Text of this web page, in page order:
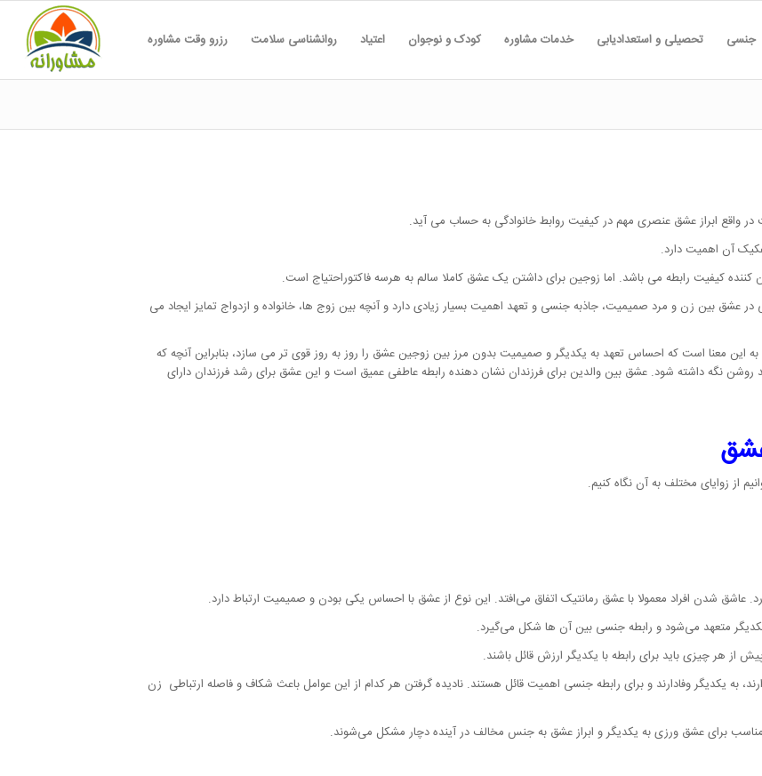
جنسی تحصیلی و استعدادیابی خدمات مشاوره کودک و نوجوان اعتیاد روانشناسی سلامت رزرو وقت مشاوره
در واقع ابراز عشق عنصری مهم در کیفیت روابط خانوادگی به حساب می آید.
آن اهمیت دارد.
کیفیت رابطه می باشد. اما زوجین برای داشتن یک عشق کاملا سالم به هرسه فاکتوراحتیاج است.
در عشق بین زن و مرد صمیمیت، جاذبه جنسی و تعهد اهمیت بسیار زیادی دارد و آنچه بین زوج ها، خانواده و ازدواج تمایز ایجاد می
معنا است که احساس تعهد به یکدیگر و صمیمیت بدون مرز بین زوجین عشق را روز به روز قوی تر می سازد، بنابراین آنچه که
نگه داشته شود. عشق بین والدین برای فرزندان نشان دهنده رابطه عاطفی عمیق است و این عشق برای رشد فرزندان دارای
از زوایای مختلف به آن نگاه کنیم.
عاشق شدن افراد معمولا با عشق رمانتیک اتفاق می‌افتد. این نوع از عشق با احساس یکی بودن و صمیمیت ارتباط دارد.
متعهد می‌شود و رابطه جنسی بین آن ها شکل می‌گیرد.
از هر چیزی باید برای رابطه با یکدیگر ارزش قائل باشند.
به یکدیگر وفادارند و برای رابطه جنسی اهمیت قائل هستند. نادیده گرفتن هر کدام از این عوامل باعث شکاف و فاصله ارتباطی زن
مناسب برای عشق ورزی به یکدیگر و ابراز عشق به جنس مخالف در آینده دچار مشکل می‌شوند.